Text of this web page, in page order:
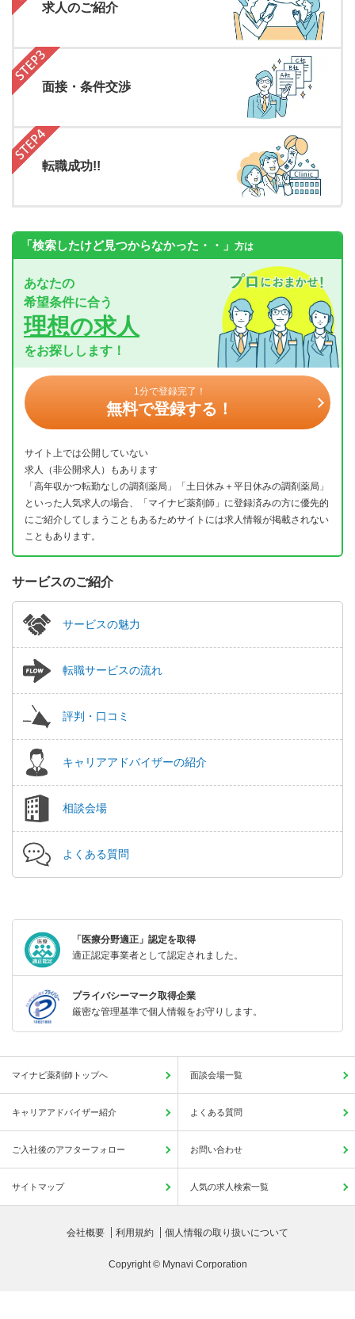
求人のご紹介
面接・条件交渉
転職成功!!
「検索したけど見つからなかった・・」 方は
あなたの
希望条件に合う
理想の求人
をお探しします！
1分で登録完了！
無料で登録する！
サイト上では公開していない
求人（非公開求人）もあります
「高年収かつ転勤なしの調剤薬局」「土日休み＋平日休みの調剤薬局」
といった人気求人の場合、「マイナビ薬剤師」に登録済みの方に優先的
にご紹介してしまうこともあるためサイトには求人情報が掲載されない
こともあります。
サービスのご紹介
サービスの魅力
転職サービスの流れ
評判・口コミ
キャリアアドバイザーの紹介
相談会場
よくある質問
「医療分野適正」認定を取得
適正認定事業者として認定されました。
プライバシーマーク取得企業
厳密な管理基準で個人情報をお守りします。
マイナビ薬剤師トップへ 面談会場一覧
キャリアアドバイザー紹介 よくある質問
ご入社後のアフターフォロー お問い合わせ
サイトマップ 人気の求人検索一覧
会社概要 利用規約 個人情報の取り扱いについて
Copyright © Mynavi Corporation